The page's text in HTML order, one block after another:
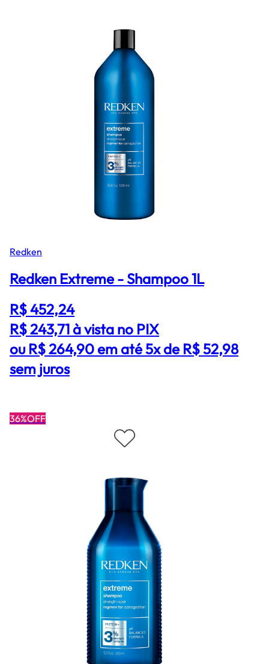
Redken
Redken Extreme - Shampoo 1L
R$ 452,24
R$ 243,71à vista no PIX
ou R$ 264,90 em até 5x de R$ 52,98
sem juros
36%OFF